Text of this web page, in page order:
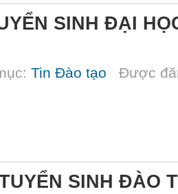
SINH ĐẠI
Tin Đào tạo Được
SINH ĐÀO